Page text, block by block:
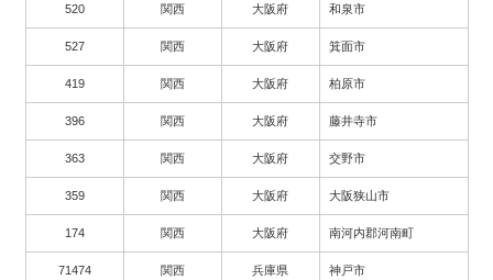
520 関西 大阪府 和泉市
527 関西 大阪府 箕面市
419 関西 大阪府 柏原市
396 関西 大阪府 藤井寺市
363 関西 大阪府 交野市
359 関西 大阪府 大阪狭山市
174 関西 大阪府 南河内郡河南町
71474 関西 兵庫県 神戸市